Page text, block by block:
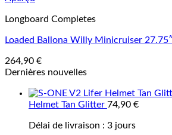
Longboard Completes
Loaded Ballona Willy Minicruiser
264,90 €
Dernières nouvelles
Helmet Tan Glitter 74,90 €
Délai de livraison : 3 jours